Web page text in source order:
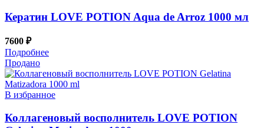
Кератин LOVE POTION Aqua de Arroz 1000 мл
7600 ₽
Подробнее
Продано
В избранное
Коллагеновый восполнитель LOVE POTION